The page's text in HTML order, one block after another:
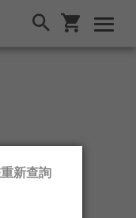
新查詢